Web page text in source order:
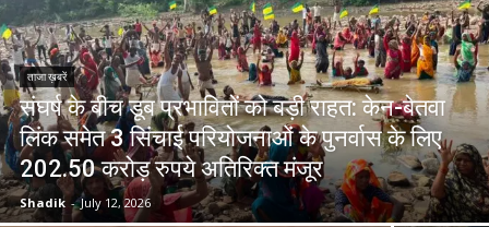
ताजा ख़बरें
संघर्ष के बीच डूब प्रभावितों को बड़ी राहत: केन-बेतवा
लिंक समेत 3 सिंचाई परियोजनाओं के पुनर्वास के लिए
202.50 करोड़ रुपये अतिरिक्त मंजूर
Shadik - July 12, 2026